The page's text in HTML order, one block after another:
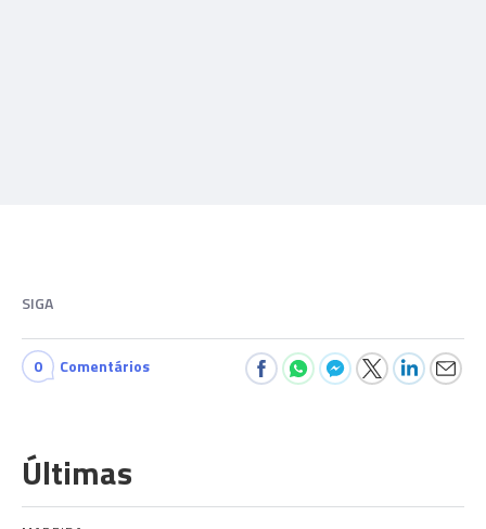
SIGA
0 Comentários
Últimas